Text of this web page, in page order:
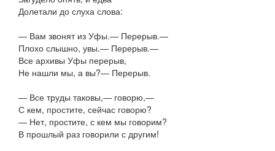
Долетали до слуха слова:
— Вам звонят из Уфы.— Перерыв.—
Плохо слышно, увы.— Перерыв.—
Все архивы Уфы перерыв,
Не нашли мы, а вы?— Перерыв.
— Все труды таковы,— говорю,—
С кем, простите, сейчас говорю?
— Нет, простите, с кем мы говорим?
В прошлый раз говорили с другим!